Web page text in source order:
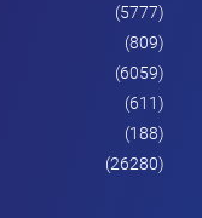
(5777)
(809)
(6059)
(611)
(188)
(26280)